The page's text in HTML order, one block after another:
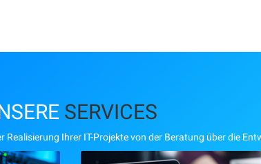
SERVICES
Ihrer IT-Projekte von der Beratung über die